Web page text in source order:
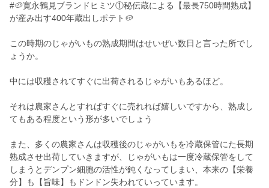
#🥔寛永鶴見ブランドヒミツ①秘伝蔵による【最長750時間熟成】
が産み出す400年蔵出しポテト🥔
この時期のじゃがいもの熟成期間はせいぜい数日と言った所でし
ょうか。
中には収穫されてすぐに出荷されるじゃがいもあるほど。
それは農家さんとすればすぐに売れれば嬉しいですから、熟成し
てもある程度という形が多いでしょう
また、多くの農家さんは収穫後のじゃがいもを冷蔵保管にた長期
熟成させ出荷していきますが、じゃがいもは一度冷蔵保管をして
しまうとデンプン細胞の活性が鈍くなってしまい、本来の【栄養
分】も【旨味】もドンドン失われていっています。